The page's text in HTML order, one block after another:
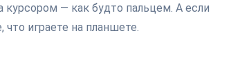
— как будто пальцем. А если
играете на планшете.